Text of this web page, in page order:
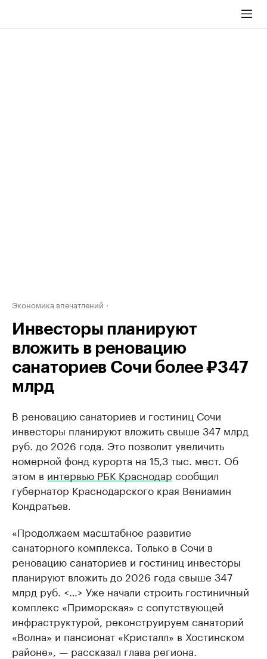
Экономика впечатлений
Инвесторы планируют
вложить в реновацию
санаториев Сочи более ₽347
млрд
В реновацию санаториев и гостиниц Сочи
инвесторы планируют вложить свыше 347 млрд
руб. до 2026 года. Это позволит увеличить
номерной фонд курорта на 15,3 тыс. мест. Об
этом в интервью РБК Краснодар сообщил
губернатор Краснодарского края Вениамин
Кондратьев.
«Продолжаем масштабное развитие
санаторного комплекса. Только в Сочи в
реновацию санаториев и гостиниц инвесторы
планируют вложить до 2026 года свыше 347
млрд руб. <…> Уже начали строить гостиничный
комплекс «Приморская» с сопутствующей
инфраструктурой, реконструируем санаторий
«Волна» и пансионат «Кристалл» в Хостинском
районе», — рассказал глава региона.